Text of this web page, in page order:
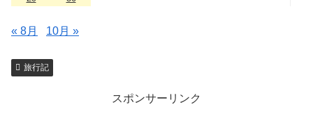
« 8月 10月 »
旅行記
スポンサーリンク